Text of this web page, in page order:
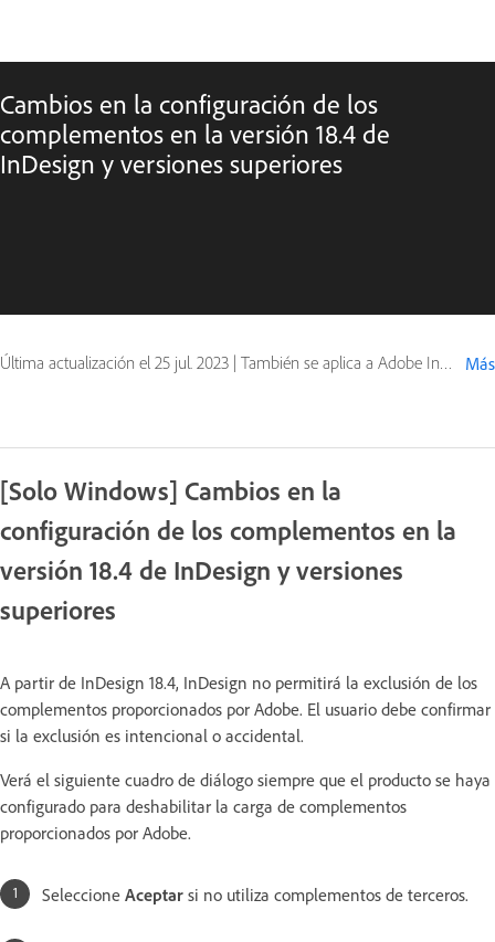
Cambios en la configuración de los
complementos en la versión 18.4 de
InDesign y versiones superiores
Última actualización el 25 jul. 2023 | También se aplica a Adobe InCopy Más
[Solo Windows] Cambios en la
configuración de los complementos en la
versión 18.4 de InDesign y versiones
superiores
A partir de InDesign 18.4, InDesign no permitirá la exclusión de los
complementos proporcionados por Adobe. El usuario debe confirmar
si la exclusión es intencional o accidental.
Verá el siguiente cuadro de diálogo siempre que el producto se haya
configurado para deshabilitar la carga de complementos
proporcionados por Adobe.
Seleccione Aceptar si no utiliza complementos de terceros.